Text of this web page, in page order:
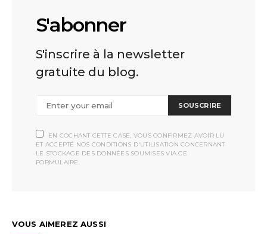
S'abonner
S'inscrire à la newsletter
gratuite du blog.
SOUSCRIRE
EN COCHANT CETTE CASE, VOUS CONFIRMEZ AVOIR LU
ET ACCEPTÉ NOS CONDITIONS D'UTILISATION CONCERNANT
LE STOCKAGE DES DONNÉES SOUMISES VIA CE
FORMULAIRE.
VOUS AIMEREZ AUSSI